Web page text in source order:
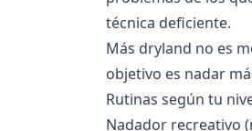
técnica deficiente.
Más dryland no es
objetivo es nadar
Rutinas según tu
Nadador recreativo